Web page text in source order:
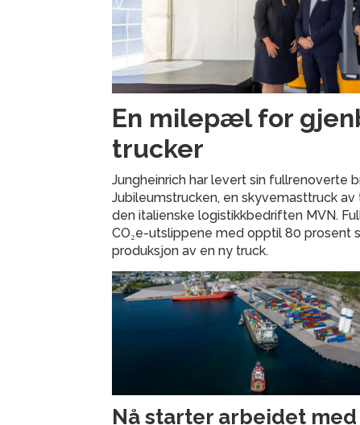
En milepæl for
trucker
Jungheinrich har levert sin fullrenoverte
Jubileumstrucken, en skyvemasttruck
den italienske logistikkbedriften MVN.
CO₂e-utslippene med opptil 80 prosent
produksjon av en ny truck.
Nå starter arbeidet med